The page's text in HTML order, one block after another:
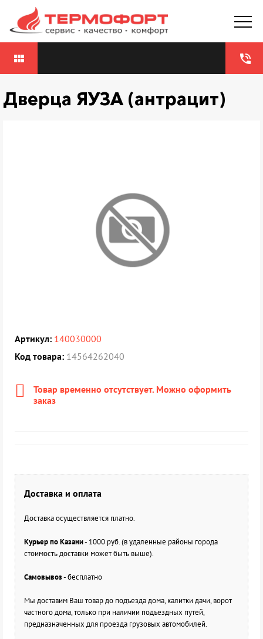
phone_in_talk
view_module
Дверца ЯУЗА (антрацит)
Артикул: 140030000
Код товара: 14564262040
Товар временно отсутствует. Можно оформить
заказ
Доставка и оплата
Доставка осуществляется платно.
Курьер по Казани- 1000 руб. (в удаленные районы города
стоимость доставки может быть выше).
Самовывоз- бесплатно
Мы доставим Ваш товар до подъезда дома, калитки дачи, ворот
частного дома, только при наличии подъездных путей,
предназначенных для проезда грузовых автомобилей.